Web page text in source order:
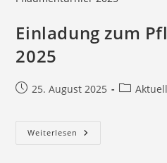
Einladung zum
2025
25. August 2025
Weiterlesen